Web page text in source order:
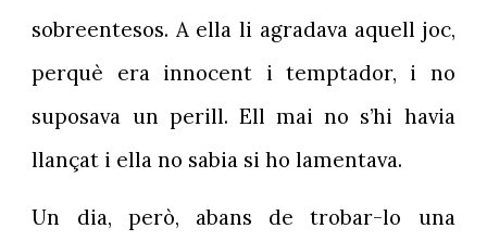
sobreentesos. A ella li agradava aquell joc,
perquè era innocent i temptador, i no
suposava un perill. Ell mai no s’hi havia
llançat i ella no sabia si ho lamentava.
Un dia, però, abans de trobar-lo una